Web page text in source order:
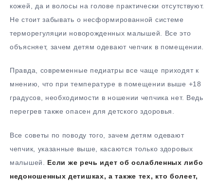
кожей, да и волосы на голове практически отсутствуют.
Не стоит забывать о несформированной системе
терморегуляции новорожденных малышей. Все это
объясняет, зачем детям одевают чепчик в помещении.
Правда, современные педиатры все чаще приходят к
мнению, что при температуре в помещении выше +18
градусов, необходимости в ношении чепчика нет. Ведь
перегрев также опасен для детского здоровья.
Все советы по поводу того, зачем детям одевают
чепчик, указанные выше, касаются только здоровых
малышей. Если же речь идет об ослабленных либо
недоношенных детишках, а также тех, кто болеет,